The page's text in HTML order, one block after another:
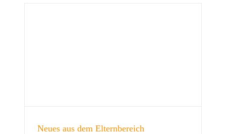
Neues aus dem Elternbereich